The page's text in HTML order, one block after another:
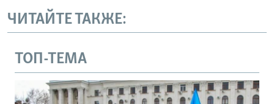
ЧИТАЙТЕ ТАКЖЕ:
ТОП-ТЕМА